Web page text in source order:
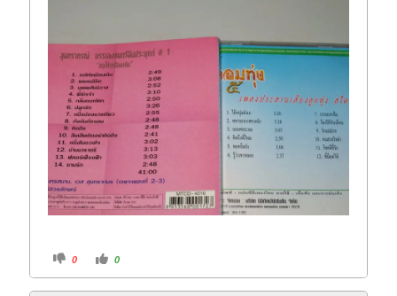
C
i
0
C
i
0